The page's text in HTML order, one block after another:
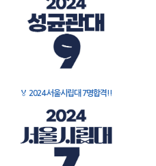
🏅 2024 서울시립대 7명합격!!